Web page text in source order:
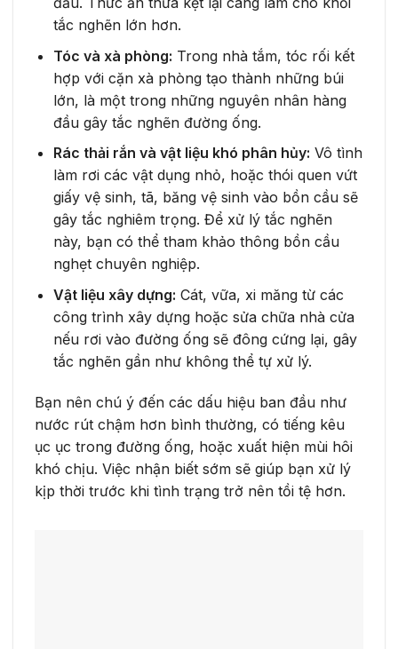
tắc nghẽn lớn hơn.
Tóc và xà phòng: Trong nhà tắm, tóc rối kết
hợp với cặn xà phòng tạo thành những búi
lớn, là một trong những nguyên nhân hàng
đầu gây tắc nghẽn đường ống.
Rác thải rắn và vật liệu khó phân hủy: Vô tình
làm rơi các vật dụng nhỏ, hoặc thói quen vứt
giấy vệ sinh, tã, băng vệ sinh vào bồn cầu sẽ
gây tắc nghiêm trọng. Để xử lý tắc nghẽn
này, bạn có thể tham khảo thông bồn cầu
nghẹt chuyên nghiệp.
Vật liệu xây dựng: Cát, vữa, xi măng từ các
công trình xây dựng hoặc sửa chữa nhà cửa
nếu rơi vào đường ống sẽ đông cứng lại, gây
tắc nghẽn gần như không thể tự xử lý.
Bạn nên chú ý đến các dấu hiệu ban đầu như
nước rút chậm hơn bình thường, có tiếng kêu
ục ục trong đường ống, hoặc xuất hiện mùi hôi
khó chịu. Việc nhận biết sớm sẽ giúp bạn xử lý
kịp thời trước khi tình trạng trở nên tồi tệ hơn.